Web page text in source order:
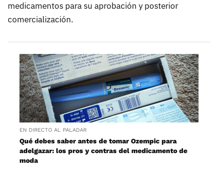
medicamentos para su aprobación y posterior
comercialización.
EN DIRECTO AL PALADAR
Qué debes saber antes de tomar Ozempic para
adelgazar: los pros y contras del medicamento de
moda